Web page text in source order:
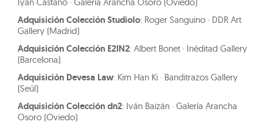
Adquisición Colección Studiolo: Roger Sanguino · DDR Art
Gallery (Madrid)
Adquisición Colección E2IN2: Albert Bonet · Inéditad Gallery
(Barcelona)
Adquisición Devesa Law: Kim Han Ki · Banditrazos Gallery
(Seúl)
Adquisición Colección dn2: Iván Baizán · Galería Arancha
Osoro (Oviedo)